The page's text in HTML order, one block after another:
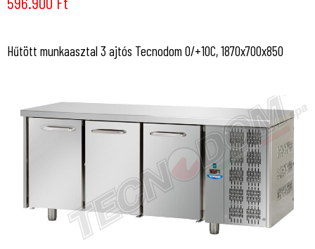
Hűtött munkaasztal 3 ajtós Tecnodom 0/+10C, 1870x700x850